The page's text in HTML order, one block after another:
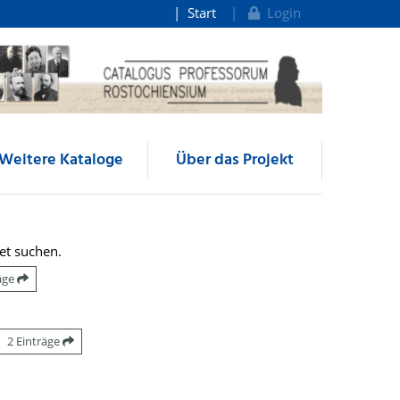
Start Login
Kataloge Über das Projekt
suchen.
2 Einträge